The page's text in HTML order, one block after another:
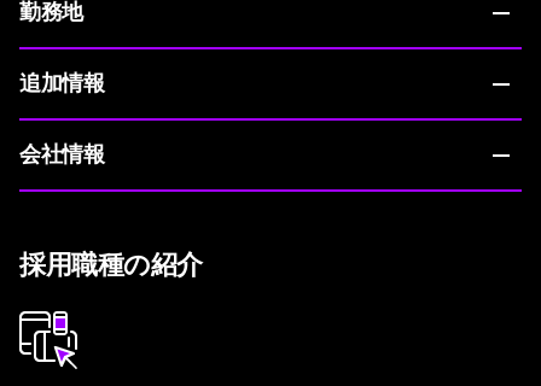
勤務地
追加情報
会社情報
採用職種の紹介